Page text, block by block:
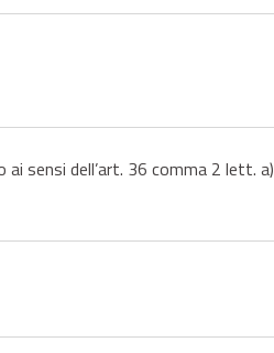
sensi dell’art. 36 comma 2 lett. a)